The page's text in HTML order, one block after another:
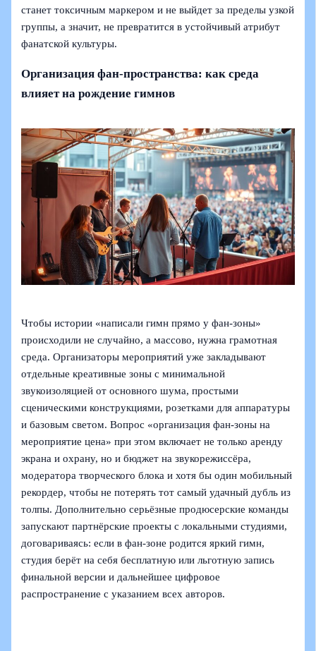
станет токсичным маркером и не выйдет за пределы узкой
группы, а значит, не превратится в устойчивый атрибут
фанатской культуры.
Организация фан-пространства: как среда
влияет на рождение гимнов
Чтобы истории «написали гимн прямо у фан-зоны»
происходили не случайно, а массово, нужна грамотная
среда. Организаторы мероприятий уже закладывают
отдельные креативные зоны с минимальной
звукоизоляцией от основного шума, простыми
сценическими конструкциями, розетками для аппаратуры
и базовым светом. Вопрос «организация фан-зоны на
мероприятие цена» при этом включает не только аренду
экрана и охрану, но и бюджет на звукорежиссёра,
модератора творческого блока и хотя бы один мобильный
рекордер, чтобы не потерять тот самый удачный дубль из
толпы. Дополнительно серьёзные продюсерские команды
запускают партнёрские проекты с локальными студиями,
договариваясь: если в фан-зоне родится яркий гимн,
студия берёт на себя бесплатную или льготную запись
финальной версии и дальнейшее цифровое
распространение с указанием всех авторов.